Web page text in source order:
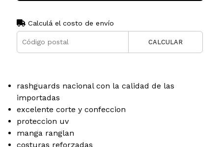
Calculá el costo de envío
CALCULAR
rashguards nacional con la calidad de las
importadas
excelente corte y confeccion
proteccion uv
manga ranglan
costuras reforzadas